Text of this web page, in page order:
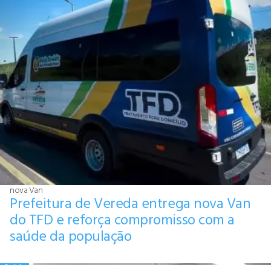
nova Van
Prefeitura de Vereda entrega nova Van
do TFD e reforça compromisso com a
saúde da população